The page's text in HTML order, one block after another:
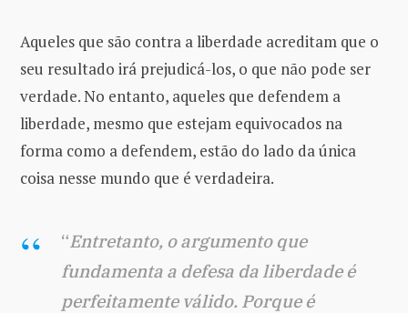
Aqueles que são contra a liberdade acreditam que o
seu resultado irá prejudicá-los, o que não pode ser
verdade. No entanto, aqueles que defendem a
liberdade, mesmo que estejam equivocados na
forma como a defendem, estão do lado da única
coisa nesse mundo que é verdadeira.
“Entretanto, o argumento que
fundamenta a defesa da liberdade é
perfeitamente válido. Porque é